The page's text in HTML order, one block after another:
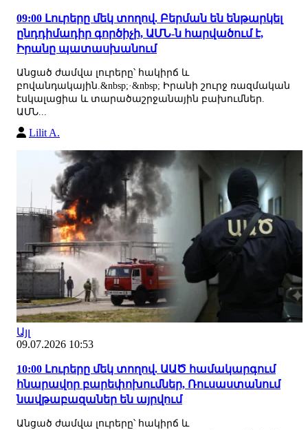
09:00 Լուրերը մեկ տողով. Բերման են ենթարկել
ընդդիմադիր գործիչի, ԱՄՆ-ն հարվածում է,
Իրանը պատասխանում
Անցած ժամվա լուրերը՝ հակիրճ և
բովանդակային.&nbsp;·&nbsp; Իրանի շուրջ ռազմական
էսկալացիա և տարածաշրջանային բախումներ.
ԱՄՆ...
Lilit A.
Այլ
09.07.2026 10:53
10:00 Լուրերը մեկ տողով. ԱԱԾ համակարգում
հնարավոր բարեփոխումներ, Ռուսաստանում
նավթաբազաներ են այրվում
Անցած ժամվա լուրերը՝ հակիրճ և